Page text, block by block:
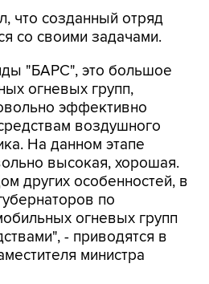
что созданный отряд
со своими задачами.
"БАРС", это большое
огневых групп,
эффективно
воздушного
На данном этапе
высокая, хорошая.
других особенностей, в
по
огневых групп
- приводятся в
министра